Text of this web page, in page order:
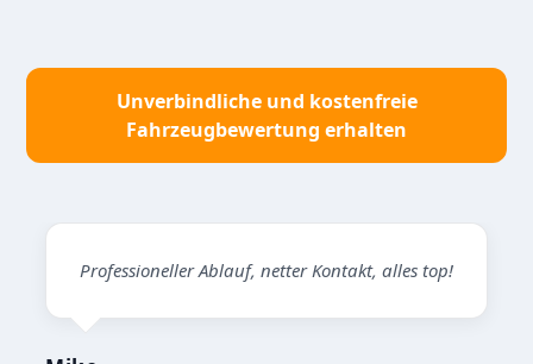
Unverbindliche und kostenfreie
Fahrzeugbewertung erhalten
Professioneller Ablauf, netter Kontakt, alles top!